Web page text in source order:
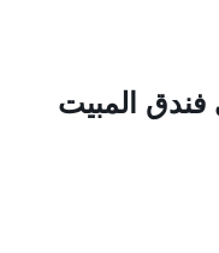
فندق المبيت